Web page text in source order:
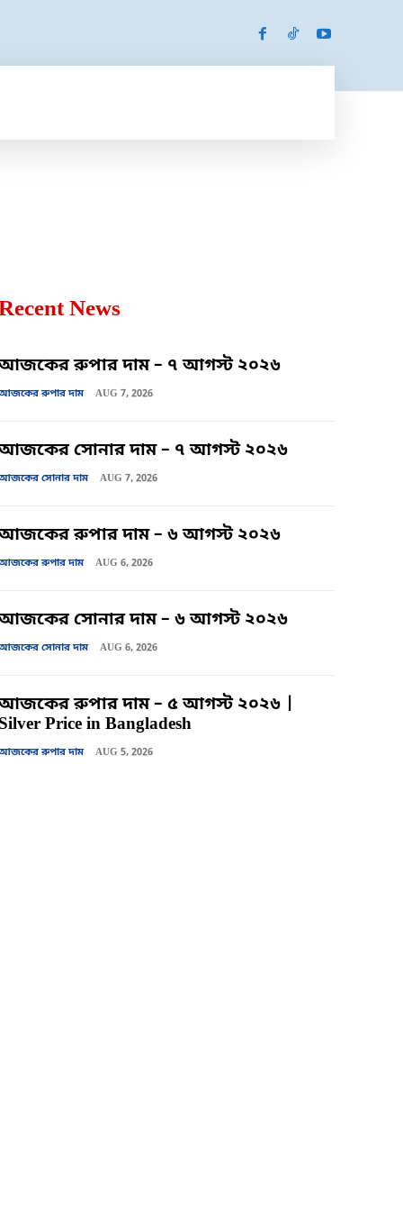
News
রুপার দাম – ৭ আগস্ট ২০২৬
রুপার দাম AUG 7, 2026
সোনার দাম – ৭ আগস্ট ২০২৬
সোনার দাম AUG 7, 2026
রুপার দাম – ৬ আগস্ট ২০২৬
রুপার দাম AUG 6, 2026
সোনার দাম – ৬ আগস্ট ২০২৬
সোনার দাম AUG 6, 2026
রুপার দাম – ৫ আগস্ট ২০২৬ |
Price in Bangladesh
রুপার দাম AUG 5, 2026